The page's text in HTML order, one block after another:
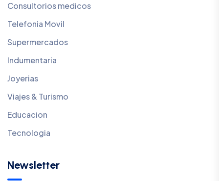
Consultorios medicos
Telefonia Movil
Supermercados
Indumentaria
Joyerias
Viajes & Turismo
Educacion
Tecnologia
Newsletter